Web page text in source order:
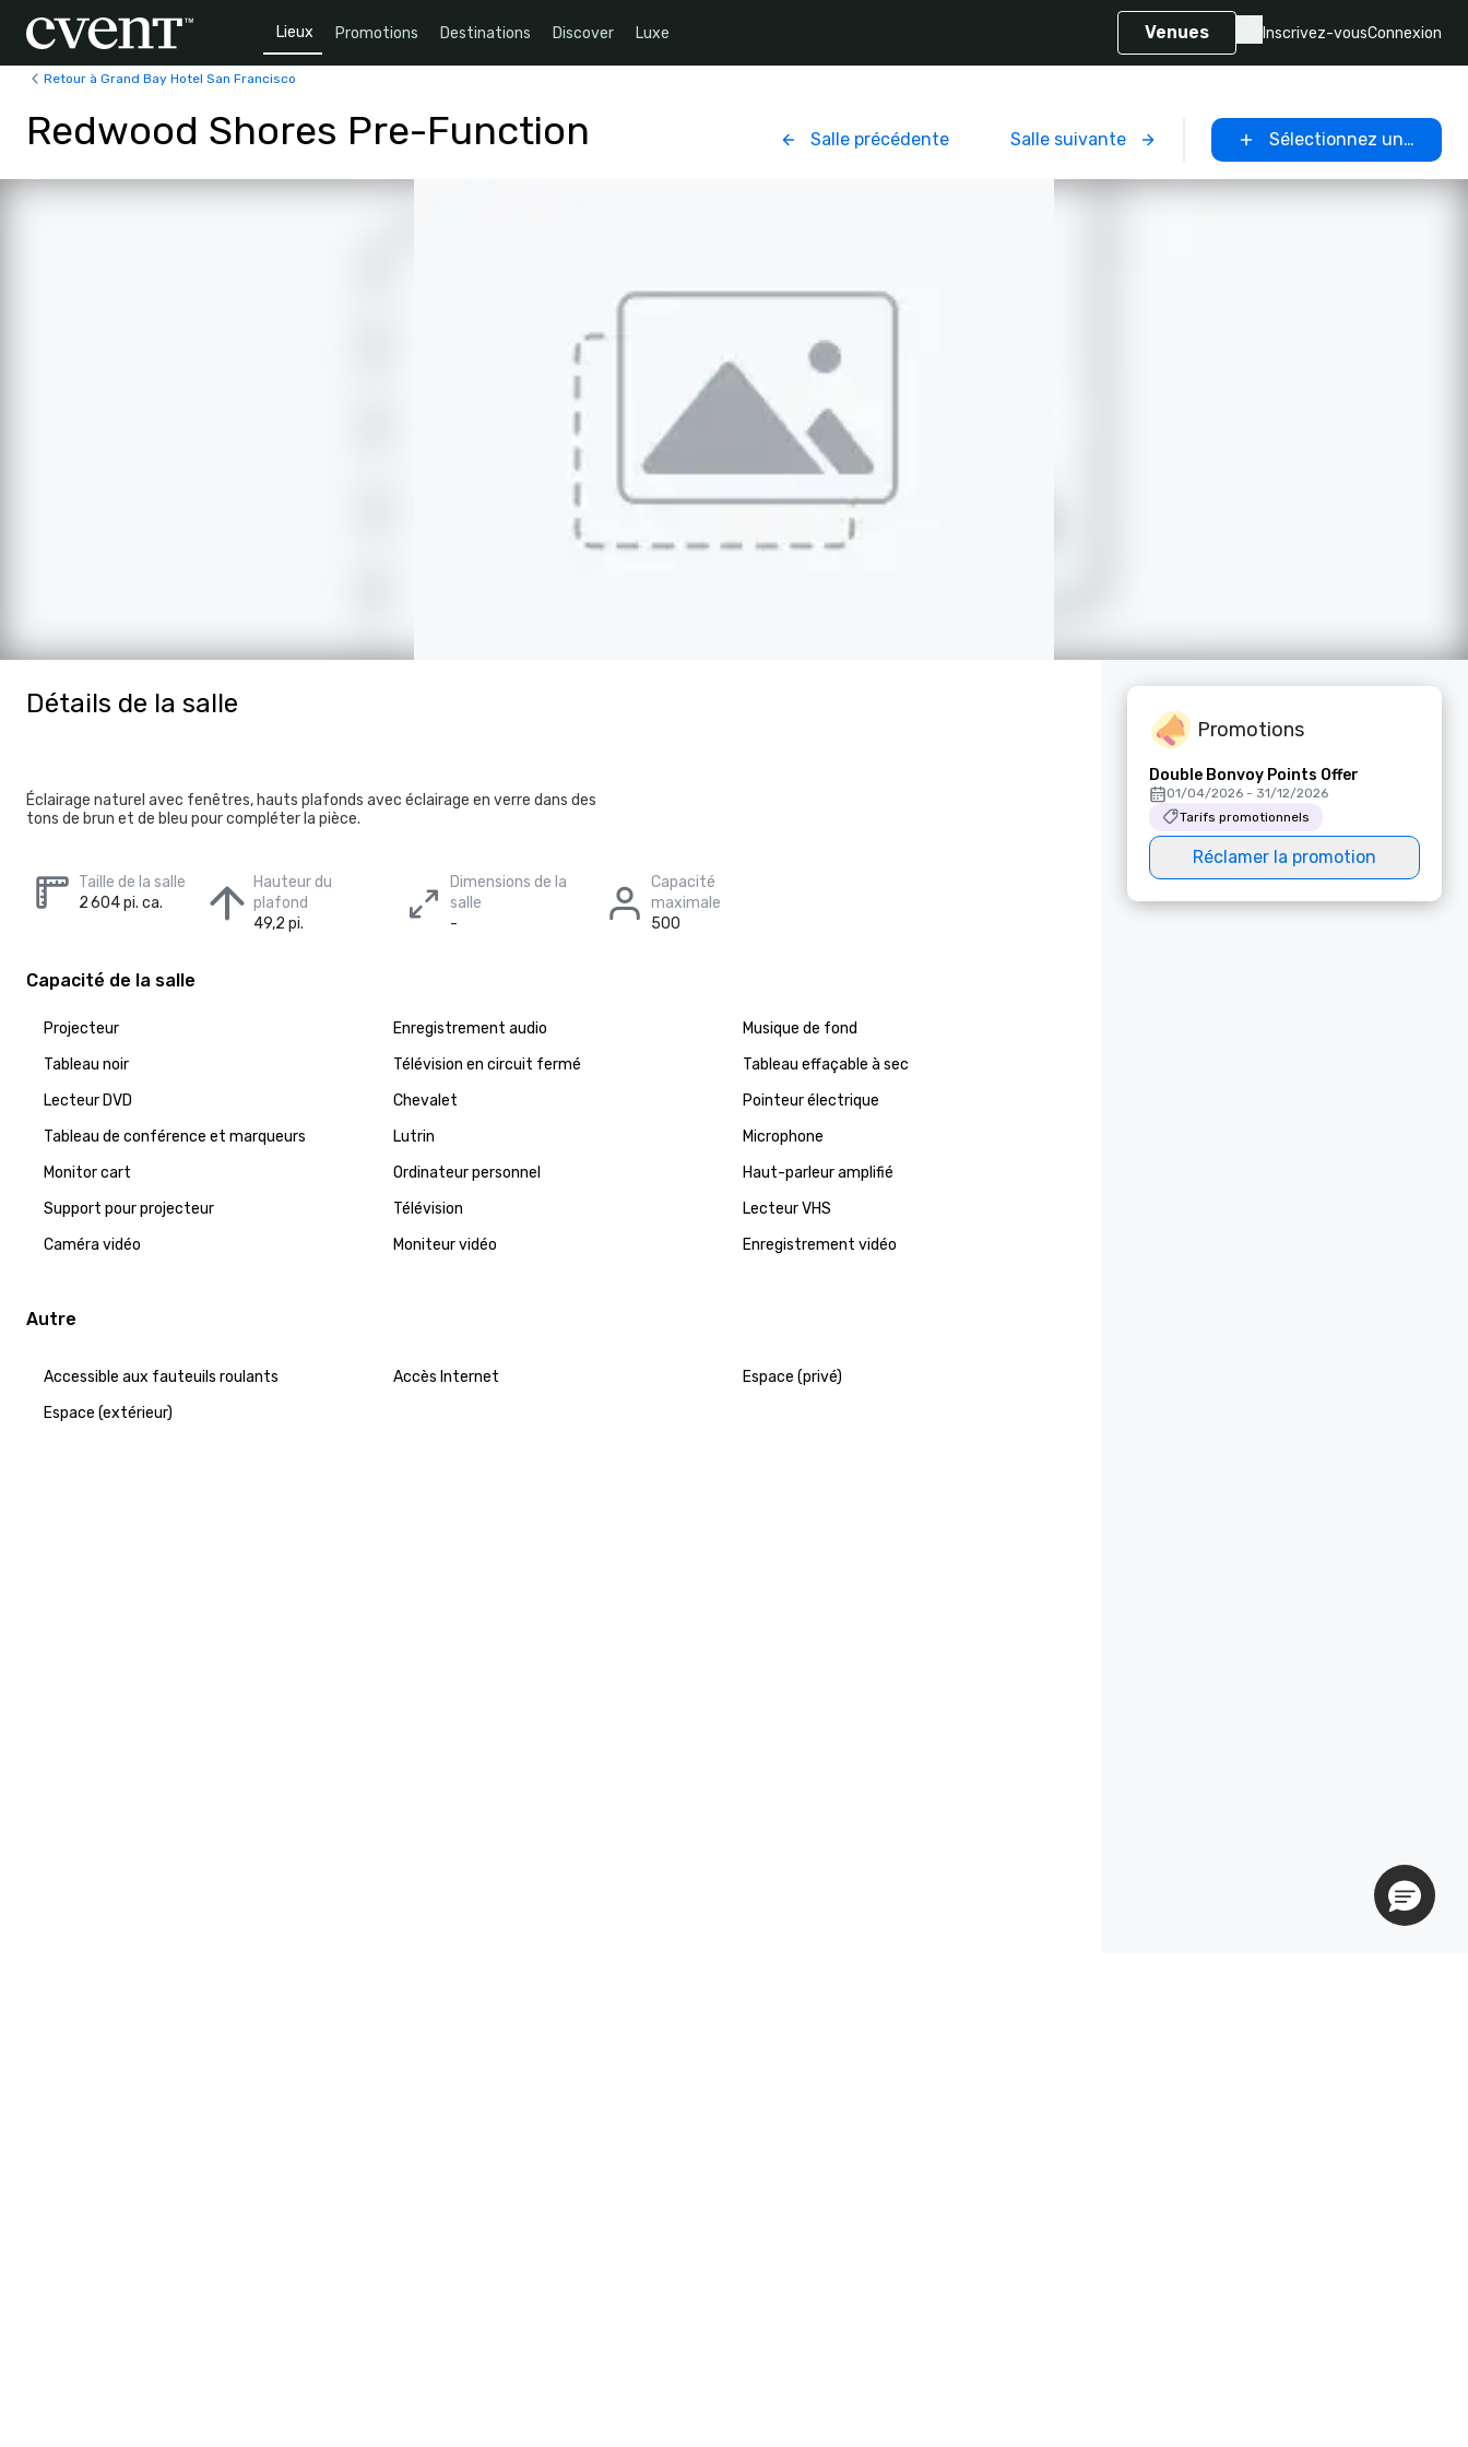
Lieux Promotions Destinations Discover Luxe Venues Inscrivez-vousConnexion
Retour à Grand Bay Hotel San Francisco
Redwood Shores Pre-Function Salle précédente Salle suivante Sélectionnez un lieu
Détails de la salle
Éclairage naturel avec fenêtres, hauts plafonds avec éclairage en verre dans des
tons de brun et de bleu pour compléter la pièce.
Taille de la salle
2 604 pi. ca.
Hauteur du
plafond
49,2 pi.
Dimensions de la
salle
-
Capacité
maximale
500
Capacité de la salle
Projecteur Enregistrement audio
Musique de fond
Tableau noir
Télévision en circuit fermé
Tableau effaçable à sec
Lecteur DVD
Chevalet
Pointeur électrique
Tableau de conférence et marqueurs
Lutrin
Microphone
Monitor cart
Ordinateur personnel
Haut-parleur amplifié
Support pour projecteur
Télévision
Lecteur VHS
Caméra vidéo
Moniteur vidéo Enregistrement vidéo
Autre
Accessible aux fauteuils roulants Accès Internet
Espace (privé)
Espace (extérieur)
Promotions
Double Bonvoy Points Offer
01/04/2026 - 31/12/2026
Tarifs promotionnels
Réclamer la promotion